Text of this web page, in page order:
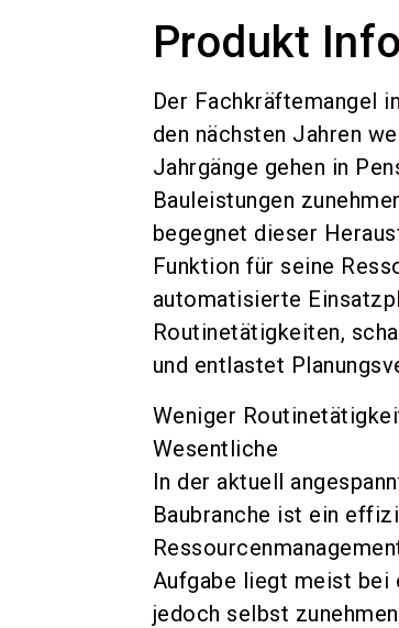
Produkt
Der Fachkräftemangel
den nächsten Jahren
Jahrgänge gehen in
Bauleistungen
begegnet dieser
Funktion für seine
automatisierte
Routinetätigkeiten,
und entlastet
Weniger
Wesentliche
In der aktuell
Baubranche ist ein
Aufgabe liegt meist bei
jedoch selbst